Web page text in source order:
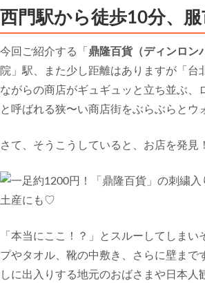
西門駅から徒歩10分、
今回ご紹介する「 鼎隆百貨（ディンロン
院」駅、また少し距離はありますが「
ながらの商店がギュギュッと立ち並ぶ
と呼ばれる狭〜い商店街をぶらぶらと
さて、そうこうしていると、お店を発見
「本当にここ！？」とスルーしてしま
プやタオル、靴の中敷き、さらに壁ま
しに出入りする地元のおばさまや日本人